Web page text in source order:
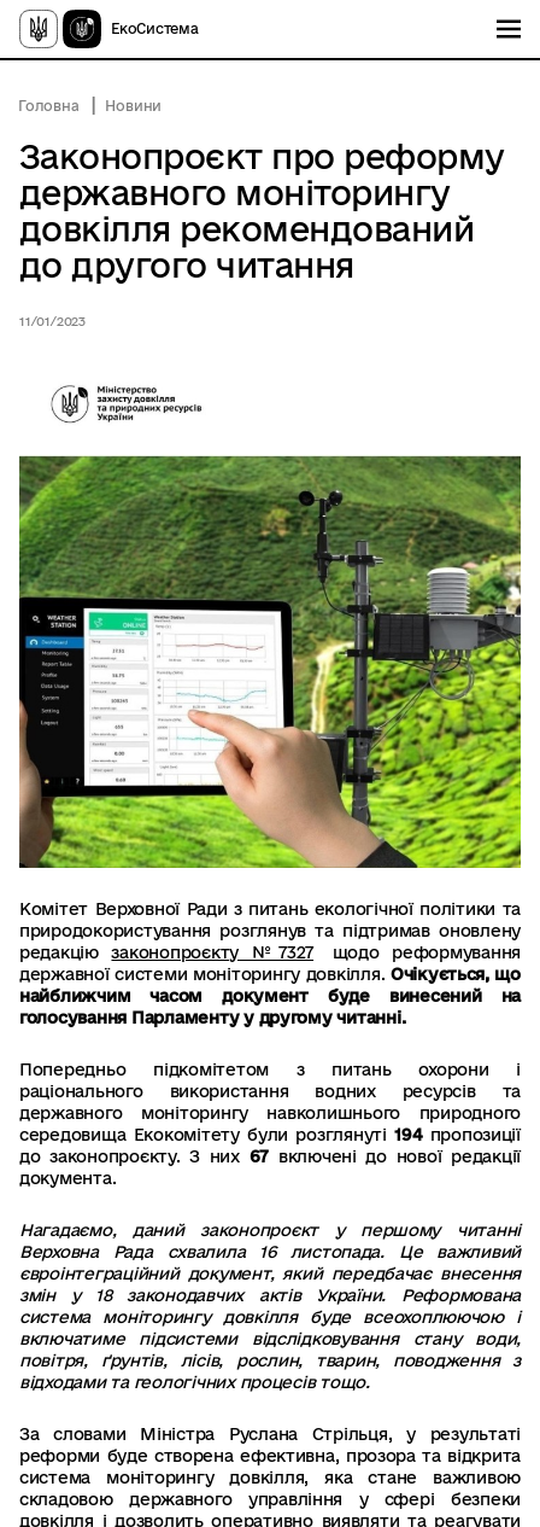
ЕкоСистема
Головна Новини
Законопроєкт про реформу
державного моніторингу
довкілля рекомендований
до другого читання
11/01/2023
Комітет Верховної Ради з питань екологічної політики та
природокористування розглянув та підтримав оновлену
редакціюзаконопроєкту №7327
щодо реформування
державної системи моніторингу довкілля. Очікується, що
найближчим часом документ буде винесений на
голосування Парламенту у другому читанні.
Попередньо підкомітетом з питань охорони і
раціонального використання водних ресурсів та
державного моніторингу навколишнього природного
середовища Екокомітету були розглянуті194 пропозиції
до законопроєкту. З них 67 включені до нової редакції
документа.
Нагадаємо, даний законопроєкт у першому читанні
Верховна Рада схвалила 16 листопада. Це важливий
євроінтеграційний документ, який передбачає внесення
змін у 18 законодавчих актів України. Реформована
система моніторингу довкілля буде всеохоплюючою і
включатиме підсистеми відслідковування стану води,
повітря, ґрунтів, лісів, рослин, тварин, поводження з
відходами та геологічних процесів тощо.
За словами Міністра Руслана Стрільця, у результаті
реформи буде створена ефективна, прозора та відкрита
система моніторингу довкілля, яка стане важливою
складовою державного управління у сфері безпеки
довкілля і дозволить оперативно виявляти та реагувати